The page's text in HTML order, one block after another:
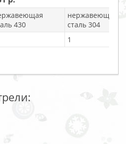
430
нержавеющая
сталь 304
1